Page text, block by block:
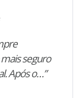
seguro
Após o…”